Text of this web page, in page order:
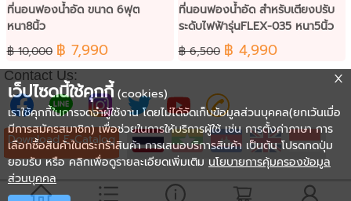
ที่นอนฟองน้ำอัด ขนาด 6ฟุต
หนา8นิ้ว
฿ 10,000 ฿ 7,990
ที่นอนฟองน้ำอัด สำหรับเตียงปรับ
ระดับไฟฟ้ารุ่นFLEX-035 หนา5นิ้ว
฿ 6,500 ฿ 4,990
Contact Us:
Download E-Catalog
เว็ปไซดนี้ใช้คุกกี้ (cookies)
เราใช้คุกกี้ในการจดจำผู้ใช้งาน โดยไม่ได้จัดเก็บข้อมูลส่วนบุคคล(ยกเว้นเมื่อ
มีการสมัครสมาชิก) เพื่อช่วยในการให้บริการผู้ใช้ เช่น การตั้งค่าภาษา การ
เลือกซื้อสินค้าในตระกร้าสินค้า การเสนอบริการสินค้า เป็นต้น โปรดกดปุ่ม
ยอมรับ หรือ คลิกเพื่อดูรายละเอียดเพิ่มเติม นโยบายการคุ้มครองข้อมูล
ส่วนบุคคล